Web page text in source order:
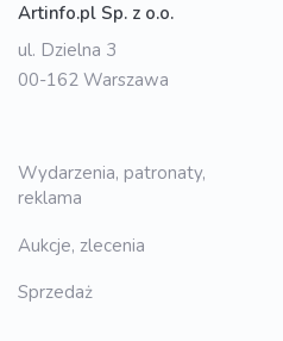
Artinfo.pl Sp. z o.o.
ul. Dzielna 3
00-162 Warszawa
Wydarzenia, patronaty,
reklama
Aukcje, zlecenia
Sprzedaż